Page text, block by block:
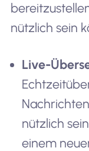
nützlich sein
Live-
nützlich
einem